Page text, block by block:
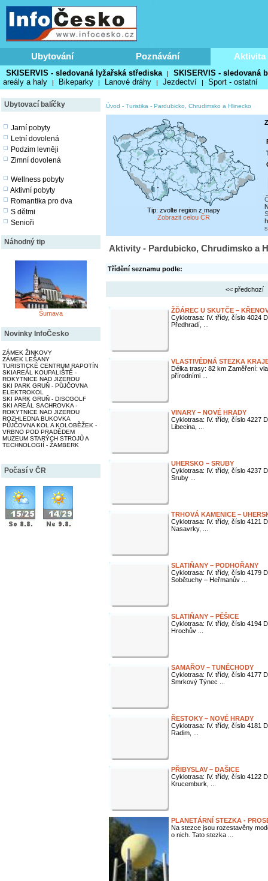
Ubytování Poznávání Aktivita
SKISERVIS - sledovaná lyžařská střediska |
SKISERVIS - sledovaná
areály a haly
| Bikeparky | Lanové dráhy | Jezdectví | Sport - ostatní
Ubytovací balíčky
Jarní pobyty
Letní dovolená
Podzim levněji
Zimní dovolená
Wellness pobyty
Aktivní pobyty
Romantika pro dva
S dětmi
Senioři
Náhodný tip
Šumava
Novinky InfoČesko
ZÁMEK ŽINKOVY
ZÁMEK LEŠANY
TURISTICKÉ CENTRUM RAPOTÍN
SKIAREÁL KOUPALIŠTĚ -
ROKYTNICE NAD JIZEROU
SKI PARK GRUŇ - PŮJČOVNA
ELEKTROKOL
SKI PARK GRUŇ - DISCGOLF
SKI AREÁL SACHROVKA -
ROKYTNICE NAD JIZEROU
ROZHLEDNA BUKOVKA
PŮJČOVNA KOL A KOLOBĚŽEK -
VRBNO POD PRADĚDEM
MUZEUM STARÝCH STROJŮ A
TECHNOLOGIÍ - ŽAMBERK
Počasí v ČR
Úvod - Turistika - Pardubicko, Chrudimsko a Hlinecko
Tip: zvolte region z mapy
Zobrazit celou ČR
Aktivity - Pardubicko, Chrudimsko a
Třídění seznamu podle:
<< předchozí
ŽĎÁREC U SKUTČE –
Cyklotrasa: IV. třídy, číslo 4024
Předhradí, ...
VLASTIVĚDNÁ STEZKA
Délka trasy: 82 km Zaměření:
přírodními ...
VINARY – NOVÉ HRADY
Cyklotrasa: IV. třídy, číslo 4227
Libecina, ...
UHERSKO – SRUBY
Cyklotrasa: IV. třídy, číslo 4237
Sruby ...
TRHOVÁ KAMENICE –
Cyklotrasa: IV. třídy, číslo 4121
Nasavrky, ...
SLATIŇANY – PODHOŘANY
Cyklotrasa: IV. třídy, číslo 4179
Sobětuchy – Heřmanův ...
SLATIŇANY – PĚŠICE
Cyklotrasa: IV. třídy, číslo 4194
Hrochův ...
SAMAŘOV – TUNĚCHODY
Cyklotrasa: IV. třídy, číslo 4177
Smrkový Týnec ...
ŘESTOKY – NOVÉ HRADY
Cyklotrasa: IV. třídy, číslo 4181
Radim, ...
PŘIBYSLAV – DAŠICE
Cyklotrasa: IV. třídy, číslo 4122
Krucemburk, ...
PLANETÁRNÍ STEZKA -
Na stezce jsou rozestavěny
o nich. Tato stezka ...